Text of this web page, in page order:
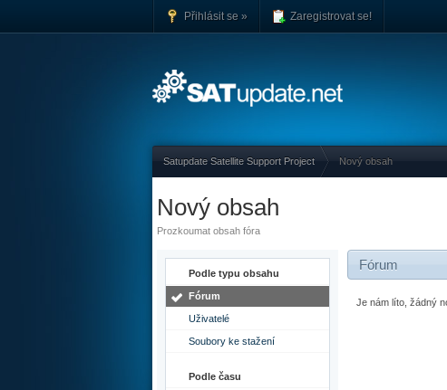
Přihlásit se » Zaregistrovat se!
Satupdate Satellite Support Project Nový obsah
Nový obsah
Prozkoumat obsah fóra
Podle typu obsahu
Fórum
Uživatelé
Soubory ke stažení
Podle času
Fórum
Je nám líto, žádný